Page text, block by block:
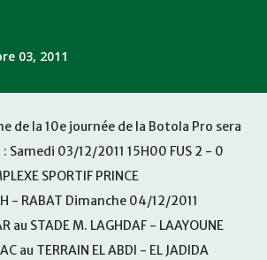
03, 2011
de la 10e journée de la Botola Pro sera
Samedi 03/12/2011 15H00 FUS 2 - 0
SPORTIF PRINCE
- RABAT Dimanche 04/12/2011
au STADE M. LAGHDAF - LAAYOUNE
au TERRAIN EL ABDI - EL JADIDA